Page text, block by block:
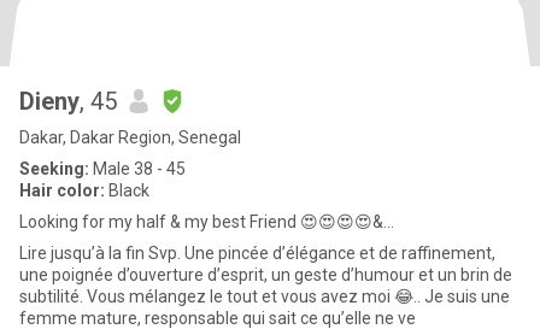
Dieny, 45
Dakar, Dakar Region, Senegal
Seeking: Male 38 - 45
Hair color: Black
Looking for my half & my best Friend 😍😍😍😍&...
Lire jusqu’à la fin Svp. Une pincée d’élégance et de raffinement,
une poignée d’ouverture d’esprit, un geste d’humour et un brin de
subtilité. Vous mélangez le tout et vous avez moi 😂.. Je suis une
femme mature, responsable qui sait ce qu’elle ne ve